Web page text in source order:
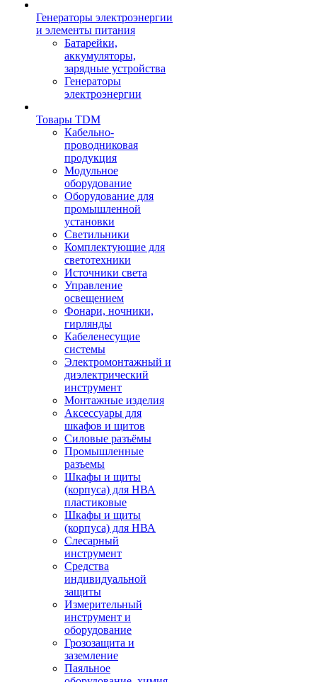
Генераторы электроэнергии
и элементы питания
Батарейки,
аккумуляторы,
зарядные устройства
Генераторы
электроэнергии
Товары TDM
Кабельно-
проводниковая
продукция
Модульное
оборудование
Оборудование для
промышленной
установки
Светильники
Комплектующие для
светотехники
Источники света
Управление
освещением
Фонари, ночники,
гирлянды
Кабеленесущие
системы
Электромонтажный и
диэлектрический
инструмент
Монтажные изделия
Аксессуары для
шкафов и щитов
Силовые разъёмы
Промышленные
разъемы
Шкафы и щиты
(корпуса) для НВА
пластиковые
Шкафы и щиты
(корпуса) для НВА
Слесарный
инструмент
Средства
индивидуальной
защиты
Измерительный
инструмент и
оборудование
Грозозащита и
заземление
Паяльное